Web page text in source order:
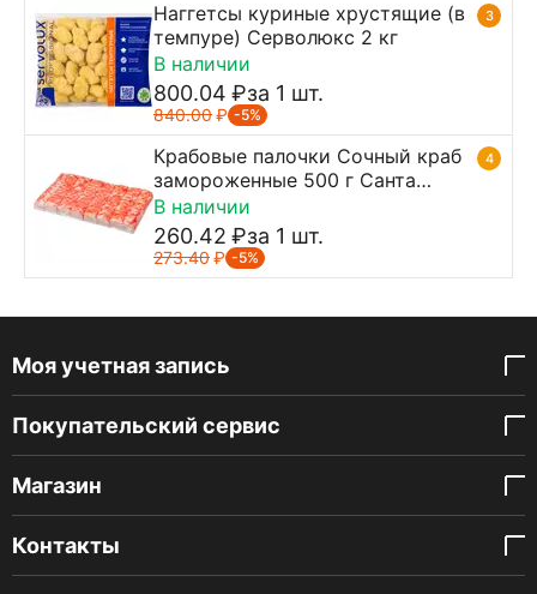
3
Наггетсы куриные хрустящие (в
темпуре) Серволюкс 2 кг
В наличии
800.04 ₽за 1 шт.
840.00₽ -5%
4
Крабовые палочки Сочный краб
замороженные 500 г Санта
Бремор
В наличии
260.42 ₽за 1 шт.
273.40₽ -5%
Моя учетная запись
Покупательский сервис
Магазин
Контакты